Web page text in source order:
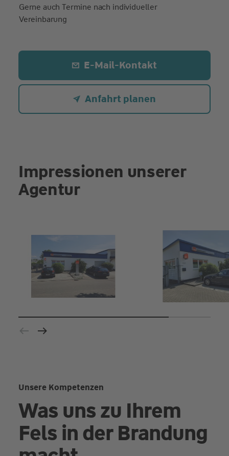
Gerne auch Termine nach individueller
Vereinbarung
E-Mail-Kontakt
Anfahrt planen
Impressionen unserer
Agentur
Unsere Kompetenzen
Was uns zu Ihrem
Fels in der Brandung